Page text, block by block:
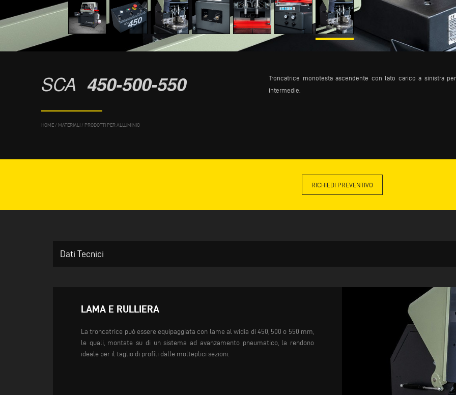
SCA 450-500-550
HOME / MATERIALI / PRODOTTI PER ALLUMINIO
Troncatrice monotesta ascendente con lato carico a sinistra
intermedie.
RICHIEDI PREVENTIVO
Dati Tecnici
LAMA E RULLIERA
La troncatrice può essere equipaggiata con lame al widia di 450, 500 o 550 mm,
le quali, montate su di un sistema ad avanzamento pneumatico, la rendono
ideale per il taglio di profili dalle molteplici sezioni.